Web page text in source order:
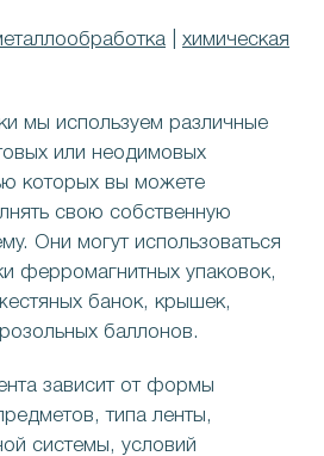
химическая
мы используем различные
или неодимовых
которых вы можете
свою собственную
Они могут использоваться
ферромагнитных упаковок,
банок, крышек,
баллонов.
зависит от формы
типа ленты,
системы, условий